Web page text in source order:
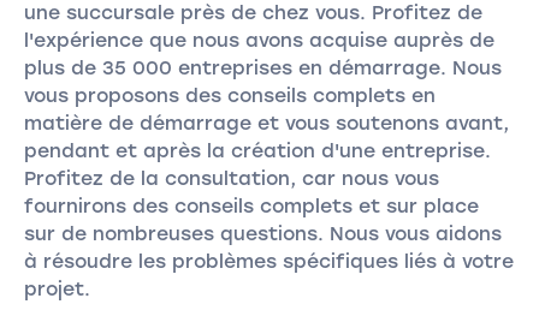
une succursale près de chez vous. Profitez de
l'expérience que nous avons acquise auprès de
plus de 35 000 entreprises en démarrage. Nous
vous proposons des conseils complets en
matière de démarrage et vous soutenons avant,
pendant et après la création d'une entreprise.
Profitez de la consultation, car nous vous
fournirons des conseils complets et sur place
sur de nombreuses questions. Nous vous aidons
à résoudre les problèmes spécifiques liés à votre
projet.